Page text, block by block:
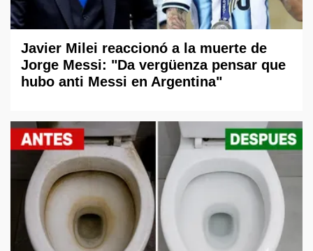
Javier Milei reaccionó a la muerte de
Jorge Messi: "Da vergüenza pensar que
hubo anti Messi en Argentina"